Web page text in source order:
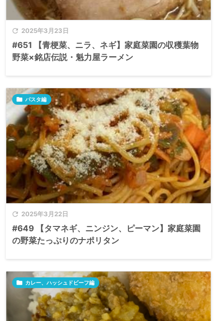
 2025年3月23日
#651 【青梗菜、ニラ、ネギ】家庭菜園の収穫葉物
野菜×銘店伝説・魁力屋ラーメン
 2025年3月22日
 パスタ編
#649 【タマネギ、ニンジン、ピーマン】家庭菜園
の野菜たっぷりのナポリタン
 カレー、ハッシュドビーフ編